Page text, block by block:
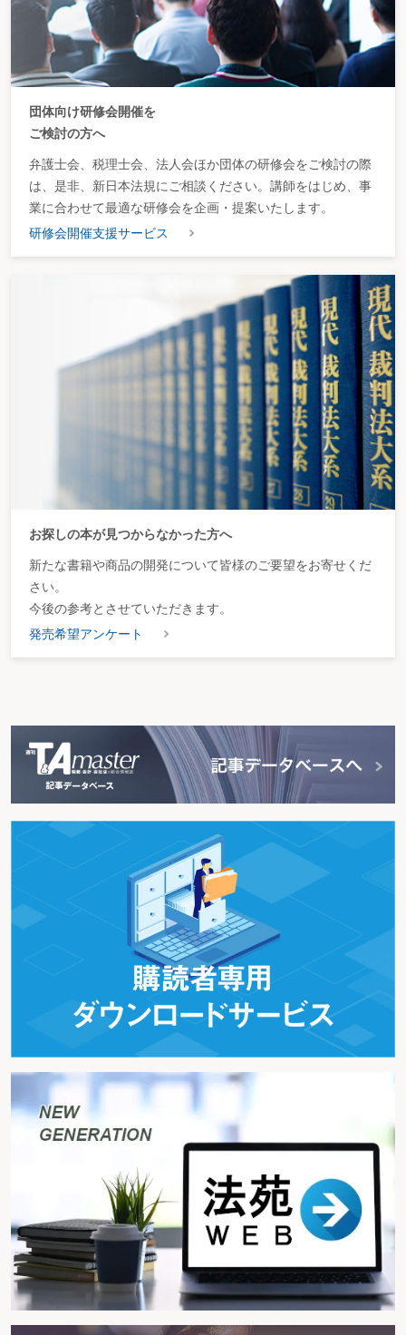
団体向け研修会開催を
ご検討の方へ
弁護士会、税理士会、法人会ほか団体の研修会をご検討の際
は、是非、新日本法規にご相談ください。講師をはじめ、事
業に合わせて最適な研修会を企画・提案いたします。
研修会開催支援サービス
お探しの本が見つからなかった方へ
新たな書籍や商品の開発について皆様のご要望をお寄せくだ
さい。
今後の参考とさせていただきます。
発売希望アンケート